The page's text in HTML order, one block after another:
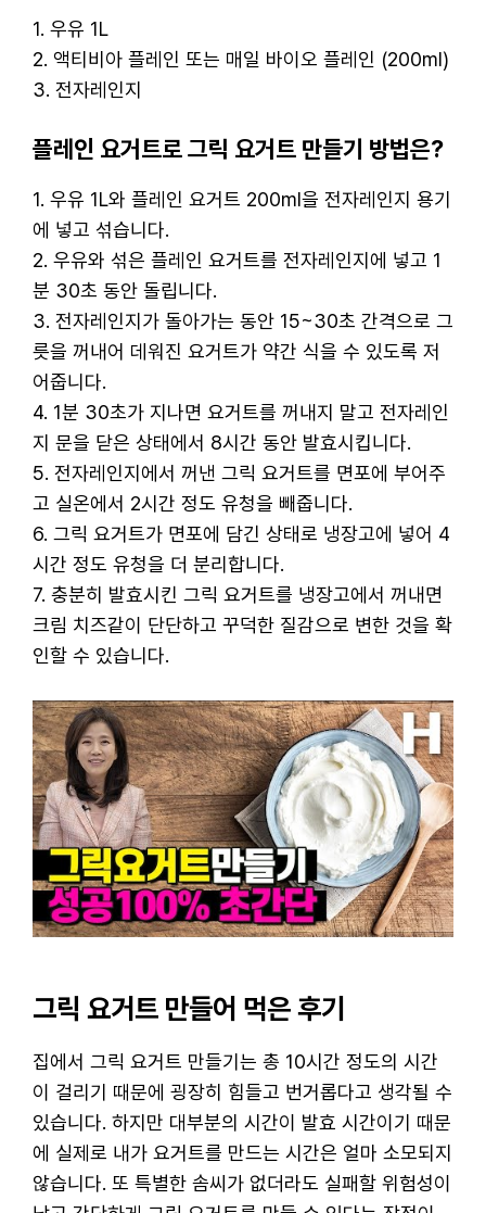
1. 우유 1L
2. 액티비아 플레인 또는 매일 바이오 플레인 (200ml)
3. 전자레인지
플레인 요거트로 그릭 요거트 만들기 방법은?
1. 우유 1L와 플레인 요거트 200ml을 전자레인지 용기
에 넣고 섞습니다.
2. 우유와 섞은 플레인 요거트를 전자레인지에 넣고 1
분 30초 동안 돌립니다.
3. 전자레인지가 돌아가는 동안 15~30초 간격으로 그
릇을 꺼내어 데워진 요거트가 약간 식을 수 있도록 저
어줍니다.
4. 1분 30초가 지나면 요거트를 꺼내지 말고 전자레인
지 문을 닫은 상태에서 8시간 동안 발효시킵니다.
5. 전자레인지에서 꺼낸 그릭 요거트를 면포에 부어주
고 실온에서 2시간 정도 유청을 빼줍니다.
6. 그릭 요거트가 면포에 담긴 상태로 냉장고에 넣어 4
시간 정도 유청을 더 분리합니다.
7. 충분히 발효시킨 그릭 요거트를 냉장고에서 꺼내면
크림 치즈같이 단단하고 꾸덕한 질감으로 변한 것을 확
인할 수 있습니다.
그릭 요거트 만들어 먹은 후기
집에서 그릭 요거트 만들기는 총 10시간 정도의 시간
이 걸리기 때문에 굉장히 힘들고 번거롭다고 생각될 수
있습니다. 하지만 대부분의 시간이 발효 시간이기 때문
에 실제로 내가 요거트를 만드는 시간은 얼마 소모되지
않습니다. 또 특별한 솜씨가 없더라도 실패할 위험성이